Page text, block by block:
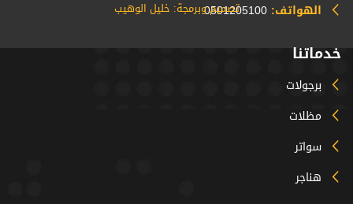
الهواتف: 0501205100
خدماتنا
برجولات
مظلات
سواتر
هناجر
تصميم وبرمجة: خليل الوهيب